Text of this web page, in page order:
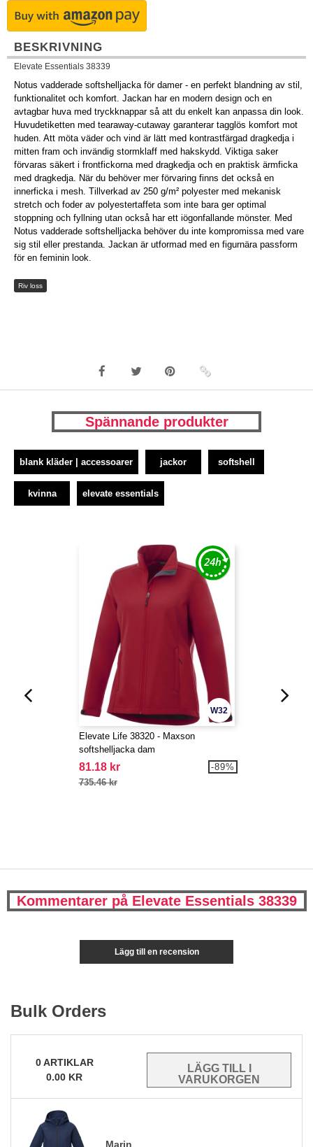
BESKRIVNING
Elevate Essentials 38339
Notus vadderade softshelljacka för damer - en perfekt blandning av stil,
funktionalitet och komfort. Jackan har en modern design och en
avtagbar huva med tryckknappar så att du enkelt kan anpassa din look.
Huvudetiketten med tearaway-cutaway garanterar tagglös komfort mot
huden. Att möta väder och vind är lätt med kontrastfärgad dragkedja i
mitten fram och invändig stormklaff med hakskydd. Viktiga saker
förvaras säkert i frontfickorna med dragkedja och en praktisk ärmficka
med dragkedja. När du behöver mer förvaring finns det också en
innerficka i mesh. Tillverkad av 250 g/m² polyester med mekanisk
stretch och foder av polyestertaffeta som inte bara ger optimal
stoppning och fyllning utan också har ett iögonfallande mönster. Med
Notus vadderade softshelljacka behöver du inte kompromissa med vare
sig stil eller prestanda. Jackan är utformad med en figurnära passform
för en feminin look.
Riv loss
Spännande produkter
blank kläder | accessoarer jackor softshell
kvinna elevate essentials
W32
Elevate Life 38320 - Maxson
softshelljacka dam
81.18 kr
735.46 kr
-89%
Kommentarer på Elevate Essentials 38339
Lägg till en recension
Bulk Orders
0ARTIKLAR
0.00 KR
Marin